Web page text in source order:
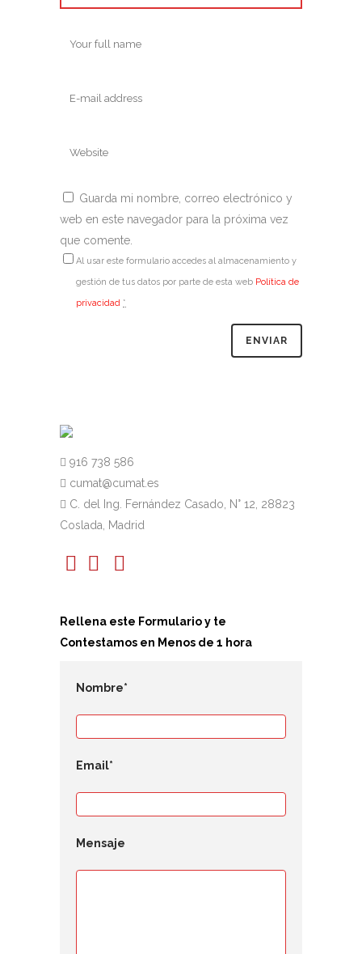
Guarda mi nombre, correo electrónico y
web en este navegador para la próxima vez
que comente.
Al usar este formulario accedes al almacenamiento y
gestión de tus datos por parte de esta web Política de
privacidad *
916 738 586
cumat@cumat.es
C. del Ing. Fernández Casado, N° 12, 28823
Coslada, Madrid
Rellena este Formulario y te
Contestamos en Menos de 1 hora
Nombre*
Email*
Mensaje